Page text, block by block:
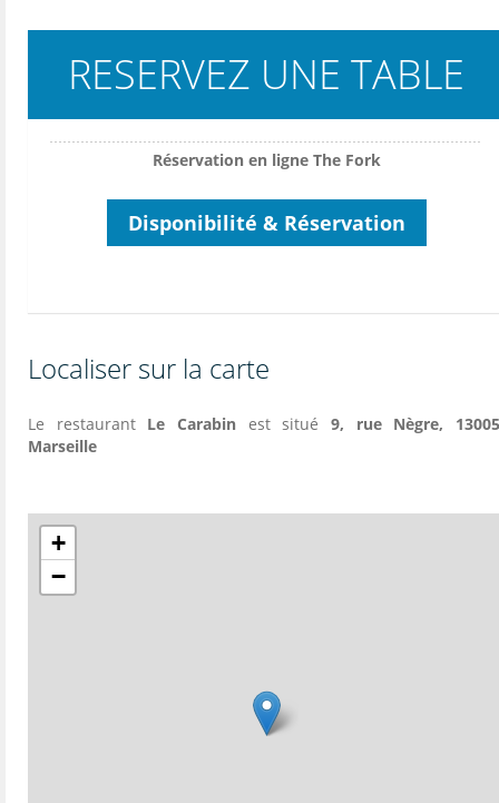
RESERVEZ UNE TABLE
Réservation en ligne The Fork
Disponibilité & Réservation
Localiser sur la carte
Le restaurant Le Carabin est situé9, rue Nègre,
Marseille
+
−